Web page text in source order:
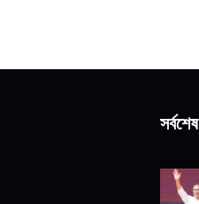
সর্বশেষ